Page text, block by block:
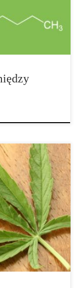
z najstarszych
ludzie uzyskali
odnoszą się do
symbol marihuany
do kluczy,
ze marihuana
Zjednoczonych
kannabis.
rośnie do